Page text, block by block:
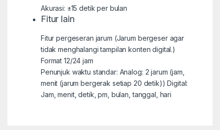
Akurasi: ±15 detik per bulan
Fitur lain
Fitur pergeseran jarum (Jarum bergeser agar
tidak menghalangi tampilan konten digital.)
Format 12/24 jam
Penunjuk waktu standar: Analog: 2 jarum (jam,
menit (jarum bergerak setiap 20 detik)) Digital:
Jam, menit, detik, pm, bulan, tanggal, hari